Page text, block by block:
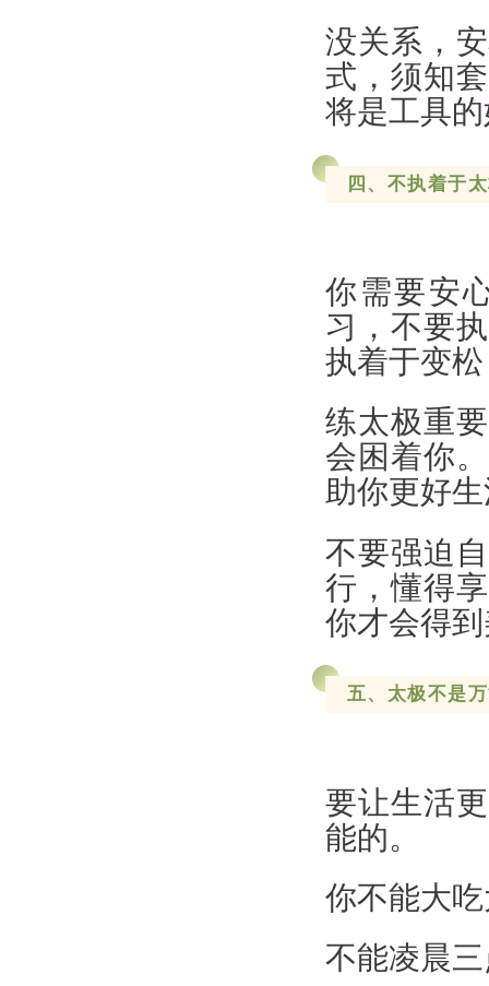
没关系，
式，须知
将是工具
四、不执着于
你需要安
习，不要
执着于变
练太极重
会困着你
助你更好
不要强迫
行，懂得
你才会得
五、太极不是
要让生活
能的。
你不能大
不能凌晨